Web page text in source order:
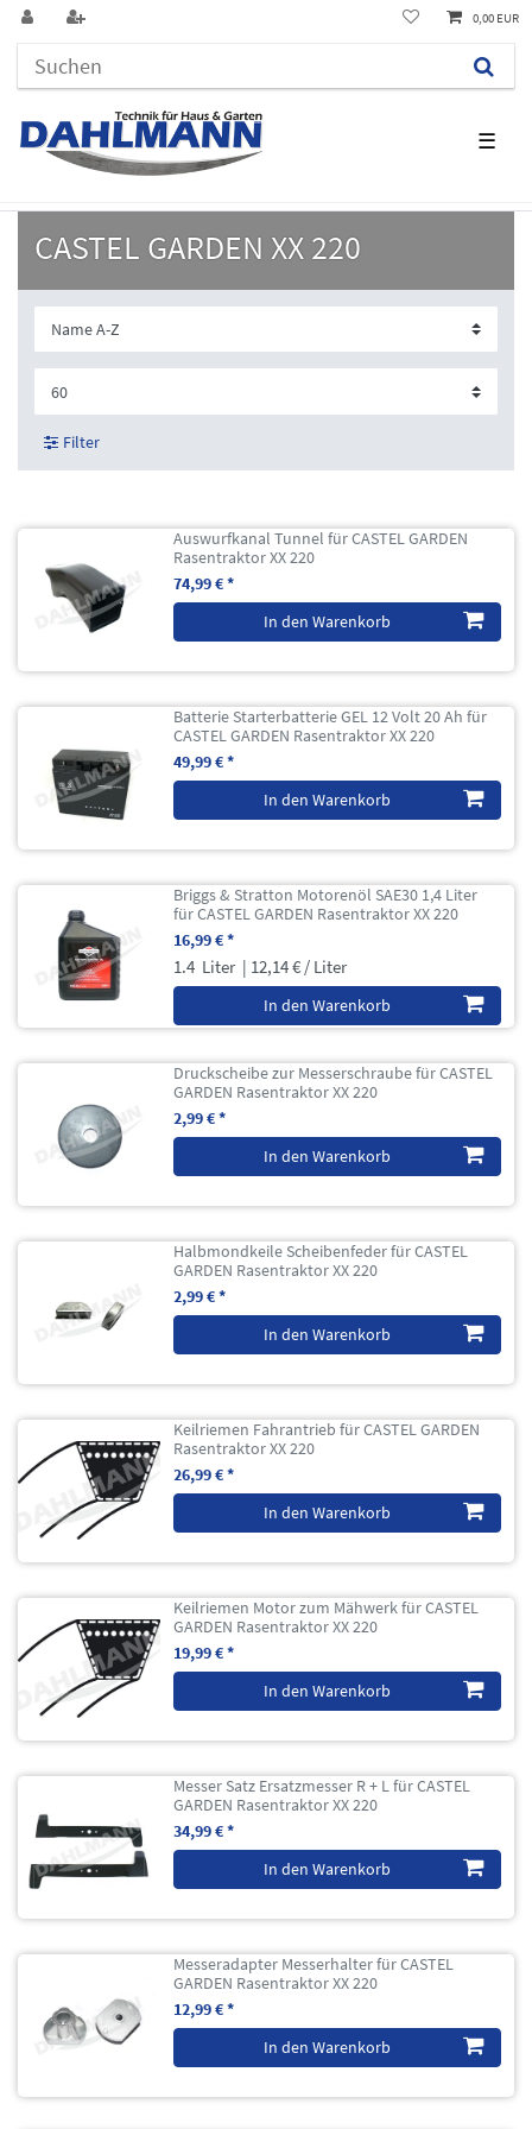
☰
0,00 EUR
CASTEL GARDEN XX 220
Filter
Auswurfkanal Tunnel für CASTEL GARDEN
Rasentraktor XX 220
74,99 € *
In den Warenkorb
Batterie Starterbatterie GEL 12 Volt 20 Ah für
CASTEL GARDEN Rasentraktor XX 220
49,99 € *
In den Warenkorb
Briggs & Stratton Motorenöl SAE30 1,4 Liter
für CASTEL GARDEN Rasentraktor XX 220
16,99 € *
1.4 Liter | 12,14 € / Liter
In den Warenkorb
Druckscheibe zur Messerschraube für CASTEL
GARDEN Rasentraktor XX 220
2,99 € *
In den Warenkorb
Halbmondkeile Scheibenfeder für CASTEL
GARDEN Rasentraktor XX 220
2,99 € *
In den Warenkorb
Keilriemen Fahrantrieb für CASTEL GARDEN
Rasentraktor XX 220
26,99 € *
In den Warenkorb
Keilriemen Motor zum Mähwerk für CASTEL
GARDEN Rasentraktor XX 220
19,99 € *
In den Warenkorb
Messer Satz Ersatzmesser R + L für CASTEL
GARDEN Rasentraktor XX 220
34,99 € *
In den Warenkorb
Messeradapter Messerhalter für CASTEL
GARDEN Rasentraktor XX 220
12,99 € *
In den Warenkorb